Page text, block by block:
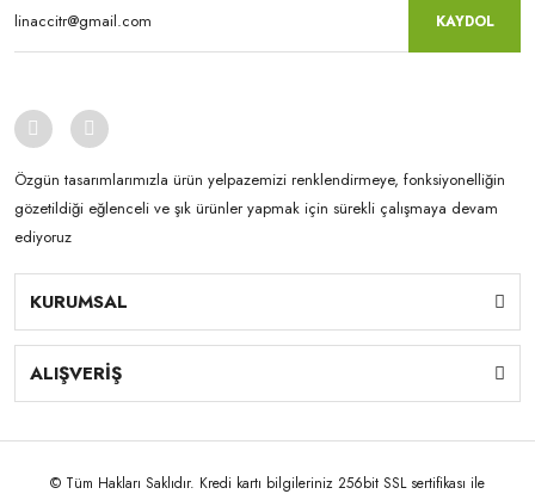
KAYDOL
Özgün tasarımlarımızla ürün yelpazemizi renklendirmeye, fonksiyonelliğin
gözetildiği eğlenceli ve şık ürünler yapmak için sürekli çalışmaya devam
ediyoruz
KURUMSAL
ALIŞVERİŞ
© Tüm Hakları Saklıdır. Kredi kartı bilgileriniz 256bit SSL sertifikası ile